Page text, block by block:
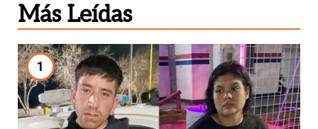
Más Leídas
1